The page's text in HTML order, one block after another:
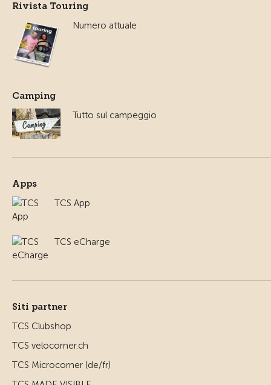
Rivista Touring
Numero attuale
Camping
Tutto sul campeggio
Apps
TCS App
TCS eCharge
Siti partner
TCS Clubshop
TCS velocorner.ch
TCS Microcorner (de/fr)